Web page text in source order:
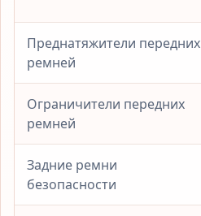
Преднатяжители передних
ремней
Ограничители передних
ремней
Задние ремни
безопасности